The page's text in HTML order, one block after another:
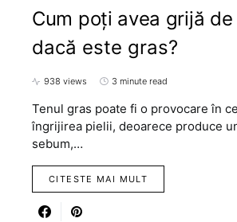
Cum poți avea grijă
dacă este gras?
938 views 3 minute read
Tenul gras poate fi o provocare în
îngrijirea pielii, deoarece produce
sebum,…
CITESTE MAI MULT